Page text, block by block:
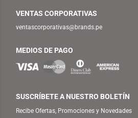
VENTAS CORPORATIVAS
ventascorporativas@brands.pe
MEDIOS DE PAGO
SUSCRÍBETE A NUESTRO BOLETÍN
Recibe Ofertas, Promociones y Novedades